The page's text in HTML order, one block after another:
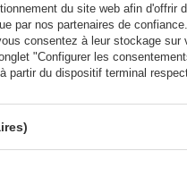
des échantillons de maté
de la laver au lave-vaisselle.
6121860348 REGON:
du site web afin
par nos partenaires de
consentez à leur stockage
"Configurer les
partir du dispositif terminal